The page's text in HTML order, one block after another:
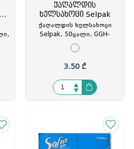
ქაღალდის
ხელსახოცი Selpak
ქაღალდის ხელსახოცი
Selpak, 50ცალი, GGH-
036789
3.50 ₾